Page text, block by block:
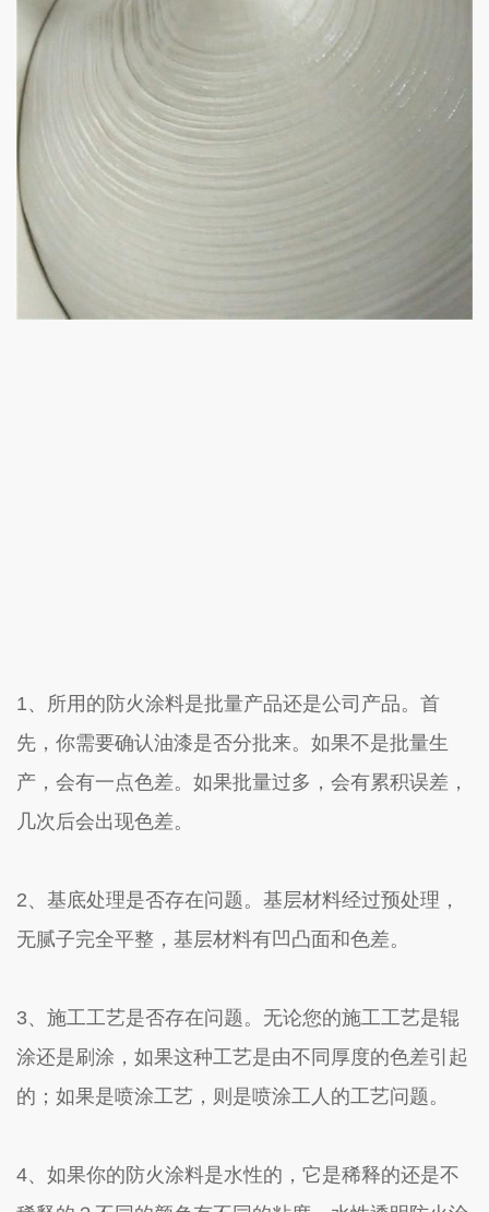
1、所用的防火涂料是批量产品还是公司产品。首
先，你需要确认油漆是否分批来。如果不是批量生
产，会有一点色差。如果批量过多，会有累积误差，
几次后会出现色差。
2、基底处理是否存在问题。基层材料经过预处理，
无腻子完全平整，基层材料有凹凸面和色差。
3、施工工艺是否存在问题。无论您的施工工艺是辊
涂还是刷涂，如果这种工艺是由不同厚度的色差引起
的；如果是喷涂工艺，则是喷涂工人的工艺问题。
4、如果你的防火涂料是水性的，它是稀释的还是不